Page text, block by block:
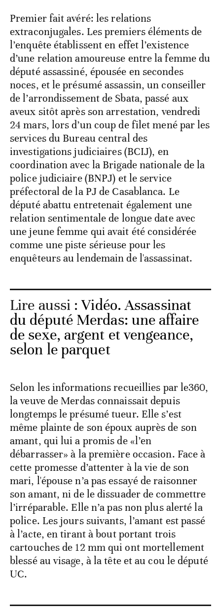
Premier fait avéré: les relations
extraconjugales. Les premiers éléments de
l’enquête établissent en effet l’existence
d’une relation amoureuse entre la femme du
député assassiné, épousée en secondes
noces, et le présumé assassin, un conseiller
de l’arrondissement de Sbata, passé aux
aveux sitôt après son arrestation, vendredi
24 mars, lors d’un coup de filet mené par les
services du Bureau central des
investigations judiciaires (BCIJ), en
coordination avec la Brigade nationale de la
police judiciaire (BNPJ) et le service
préfectoral de la PJ de Casablanca. Le
député abattu entretenait également une
relation sentimentale de longue date avec
une jeune femme qui avait été considérée
comme une piste sérieuse pour les
enquêteurs au lendemain de l'assassinat.
Lire aussi :Vidéo. Assassinat
du député Merdas: une affaire
de sexe, argent et vengeance,
selon le parquet
Selon les informations recueillies par le360,
la veuve de Merdas connaissait depuis
longtemps le présumé tueur. Elle s’est
même plainte de son époux auprès de son
amant, qui lui a promis de «l’en
débarrasser» à la première occasion. Face à
cette promesse d’attenter à la vie de son
mari, l'épouse n’a pas essayé de raisonner
son amant, ni de le dissuader de commettre
l’irréparable. Elle n’a pas non plus alerté la
police. Les jours suivants, l’amant est passé
à l’acte, en tirant à bout portant trois
cartouches de 12 mm qui ont mortellement
blessé au visage, à la tête et au cou le député
UC.